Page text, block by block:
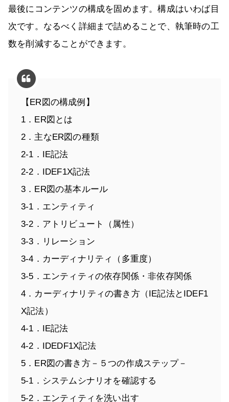
最後にコンテンツの構成を固めます。構成はいわば目
次です。なるべく詳細まで詰めることで、執筆時の工
数を削減することができます。
【ER図の構成例】
1．ER図とは
2．主なER図の種類
2-1．IE記法
2-2．IDEF1X記法
3．ER図の基本ルール
3-1．エンティティ
3-2．アトリビュート（属性）
3-3．リレーション
3-4．カーディナリティ（多重度）
3-5．エンティティの依存関係・非依存関係
4．カーディナリティの書き方（IE記法とIDEF1
X記法）
4-1．IE記法
4-2．IDEDF1X記法
5．ER図の書き方－５つの作成ステップ－
5-1．システムシナリオを確認する
5-2．エンティティを洗い出す